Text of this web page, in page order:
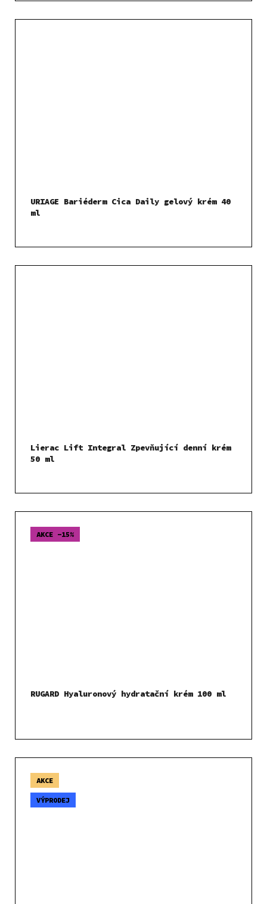
URIAGE Bariéderm Cica Daily gelový krém 40
ml
Lierac Lift Integral Zpevňující denní krém
50 ml
AKCE -15%
RUGARD Hyaluronový hydratační krém 100 ml
AKCE
VÝPRODEJ